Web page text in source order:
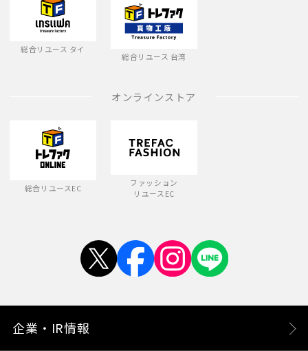
総合リユース タイ
総合リユース 台湾
オンラインストア
総合リユースEC
ファッション
リユースEC
企業・IR情報